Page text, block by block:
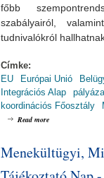
főbb
szabályairól,
tudnivalókról
Címke:
EU
Európai Unió
Integrációs Alap
koordinációs Főosztály
Read more
Menekültügyi,